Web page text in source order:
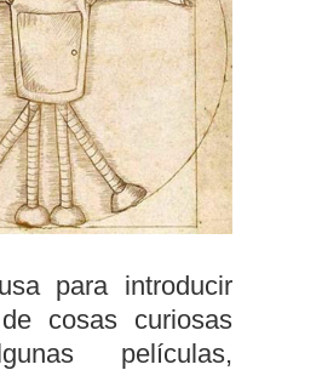
para introducir
cosas curiosas
películas,